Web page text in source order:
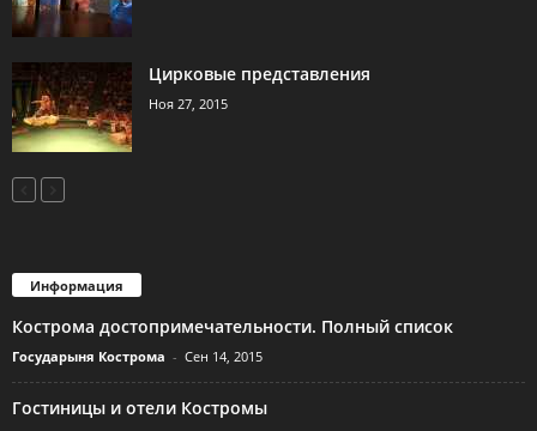
Цирковые представления
Ноя 27, 2015
Информация
Кострома достопримечательности. Полный список
Государыня Кострома - Сен 14, 2015
Гостиницы и отели Костромы